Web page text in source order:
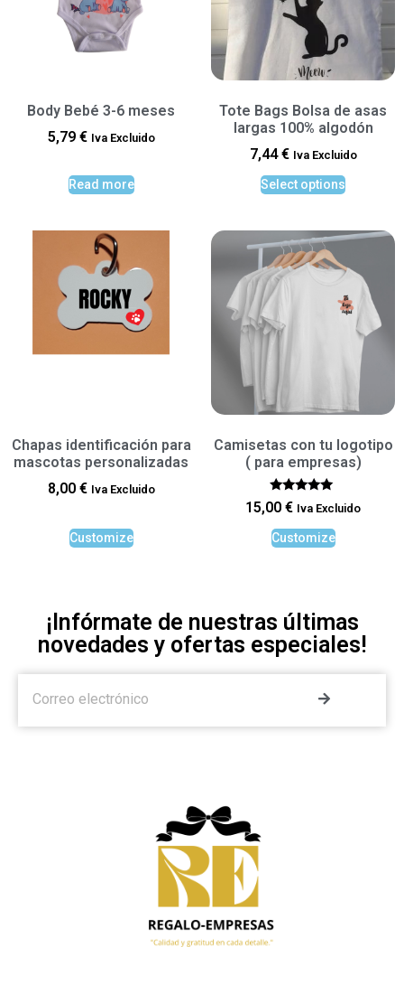
Body Bebé 3-6 meses
5,79 € Iva Excluido
Read more
Tote Bags Bolsa de asas
largas 100% algodón
7,44€ Iva Excluido
Select options
Chapas identificación para
mascotas personalizadas
8,00 € Iva Excluido
Customize
Camisetas con tu logotipo
( para empresas)
Rated
5.00
15,00 € Iva Excluido
Customize
¡Infórmate de nuestras últimas
novedades y ofertas especiales!